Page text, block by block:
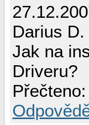
Darius D.
Jak na
Driveru?